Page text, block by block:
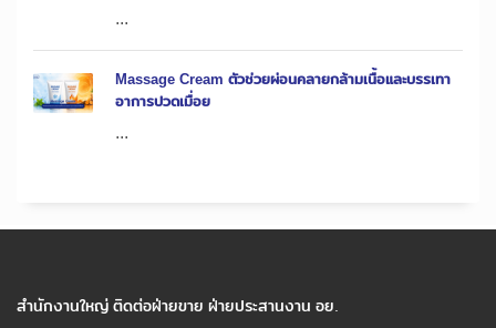
...
Massage Cream ตัวช่วยผ่อนคลายกล้ามเนื้อและบรรเทา
อาการปวดเมื่อย
...
สำนักงานใหญ่ ติดต่อฝ่ายขาย ฝ่ายประสานงาน อย.